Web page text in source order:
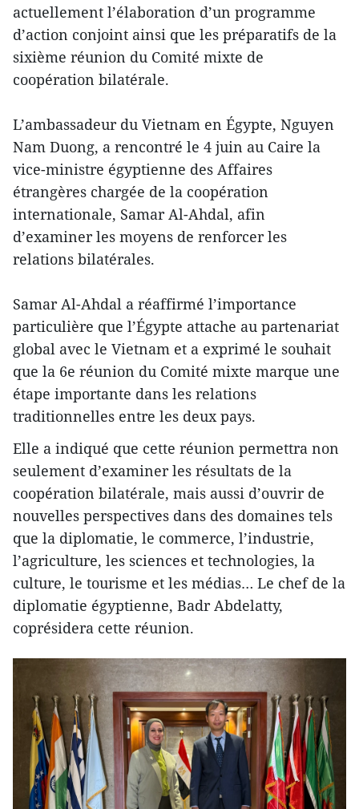
actuellement l’élaboration d’un programme
d’action conjoint ainsi que les préparatifs de la
sixième réunion du Comité mixte de
coopération bilatérale.
L’ambassadeur du Vietnam en Égypte, Nguyen
Nam Duong, a rencontré le 4 juin au Caire la
vice-ministre égyptienne des Affaires
étrangères chargée de la coopération
internationale, Samar Al-Ahdal, afin
d’examiner les moyens de renforcer les
relations bilatérales.
Samar Al-Ahdal a réaffirmé l’importance
particulière que l’Égypte attache au partenariat
global avec le Vietnam et a exprimé le souhait
que la 6e réunion du Comité mixte marque une
étape importante dans les relations
traditionnelles entre les deux pays.
Elle a indiqué que cette réunion permettra non
seulement d’examiner les résultats de la
coopération bilatérale, mais aussi d’ouvrir de
nouvelles perspectives dans des domaines tels
que la diplomatie, le commerce, l’industrie,
l’agriculture, les sciences et technologies, la
culture, le tourisme et les médias… Le chef de la
diplomatie égyptienne, Badr Abdelatty,
coprésidera cette réunion.